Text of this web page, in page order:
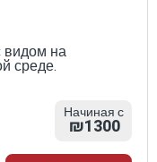
видом на
среде.
Начиная с
₪1300